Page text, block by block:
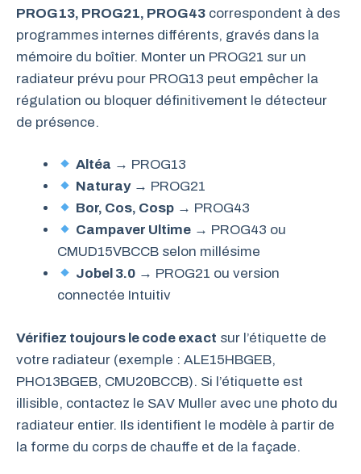
PROG13, PROG21, PROG43 correspondent à des
programmes internes différents, gravés dans la
mémoire du boîtier. Monter un PROG21 sur un
radiateur prévu pour PROG13 peut empêcher la
régulation ou bloquer définitivement le détecteur
de présence.
Altéa → PROG13
Naturay→ PROG21
Bor, Cos, Cosp → PROG43
Campaver Ultime → PROG43 ou
CMUD15VBCCB selon millésime
Jobel 3.0 → PROG21 ou version
connectée Intuitiv
Vérifiez toujours le code exact sur l’étiquette de
votre radiateur (exemple : ALE15HBGEB,
PHO13BGEB, CMU20BCCB). Si l’étiquette est
illisible, contactez le SAV Muller avec une photo du
radiateur entier. Ils identifient le modèle à partir de
la forme du corps de chauffe et de la façade.